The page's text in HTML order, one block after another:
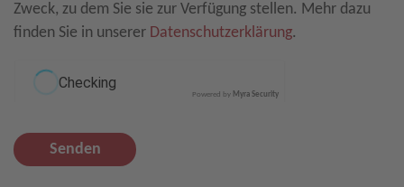
Zweck, zu dem Sie sie zur Verfügung stellen. Mehr dazu
finden Sie in unserer Datenschutzerklärung.
Powered by Myra Security
Senden